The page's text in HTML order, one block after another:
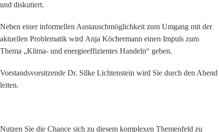
und diskutiert.
Neben einer informellen Austauschmöglichkeit zum Umgang mit der
aktuellen Problematik wird Anja Köchermann einen Impuls zum
Thema „Klima- und energieeffizientes Handeln“ geben.
Vorstandsvorsitzende Dr. Silke Lichtenstein wird Sie durch den Abend
leiten.
Nutzen Sie die Chance sich zu diesem komplexen Themenfeld zu